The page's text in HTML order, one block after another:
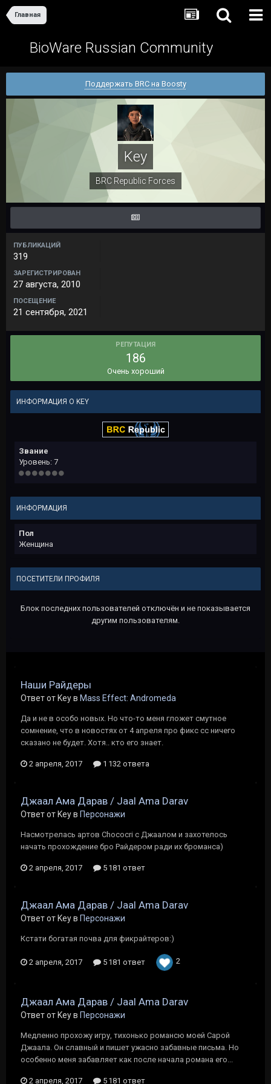
Главная
BioWare Russian Community
Поддержать BRC на Boosty
Key
BRC Republic Forces
ПУБЛИКАЦИЙ
319
ЗАРЕГИСТРИРОВАН
27 августа, 2010
ПОСЕЩЕНИЕ
21 сентября, 2021
РЕПУТАЦИЯ
186
Очень хороший
ИНФОРМАЦИЯ О KEY
Звание
Уровень: 7
ИНФОРМАЦИЯ
Пол
Женщина
ПОСЕТИТЕЛИ ПРОФИЛЯ
Блок последних пользователей отключён и не показывается
другим пользователям.
Наши Райдеры
Ответ от Key в Mass Effect: Andromeda
Да и не в особо новых. Но что-то меня гложет смутное
сомнение, что в новостях от 4 апреля про фикс сс ничего
сказано не будет. Хотя.. кто его знает.
2 апреля, 2017 1 132 ответа
Джаал Ама Дарав / Jaal Ama Darav
Ответ от Key в Персонажи
Насмотрелась артов Chococri с Джаалом и захотелось
начать прохождение бро Райдером ради их броманса)
2 апреля, 2017 5 181 ответ
Джаал Ама Дарав / Jaal Ama Darav
Ответ от Key в Персонажи
Кстати богатая почва для фикрайтеров:)
2 апреля, 2017 5 181 ответ 2
Джаал Ама Дарав / Jaal Ama Darav
Ответ от Key в Персонажи
Медленно прохожу игру, тихонько романсю моей Сарой
Джаала. Он славный и пишет ужасно забавные письма. Но
особенно меня забавляет как после начала романа его...
2 апреля, 2017 5 181 ответ